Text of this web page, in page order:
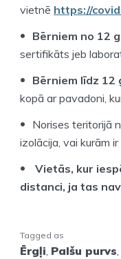
vietnē https://
Bērniem no 12
sertifikāts jeb
Bērniem līdz 12
kopā ar pavadoni,
Norises teritorijā
izolācija, vai kurām
Vietās, kur
distanci, ja tas
Tagged as
Ērgļi, Palšu purvs,